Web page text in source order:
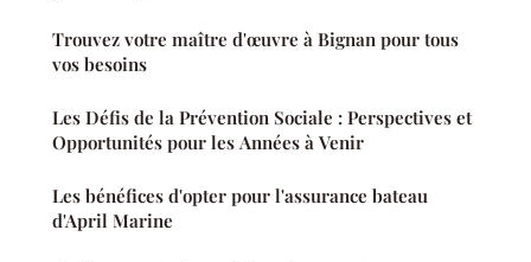
Trouvez votre maître d'œuvre à Bignan pour tous
vos besoins
Les Défis de la Prévention Sociale : Perspectives et
Opportunités pour les Années à Venir
Les bénéfices d'opter pour l'assurance bateau
d'April Marine